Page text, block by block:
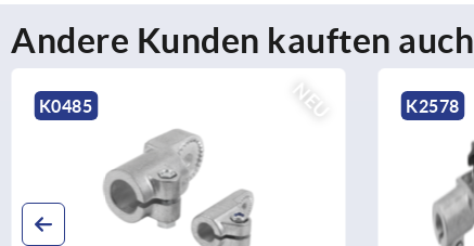
Andere Kunden kauften auch
NEU
K0485 K2578